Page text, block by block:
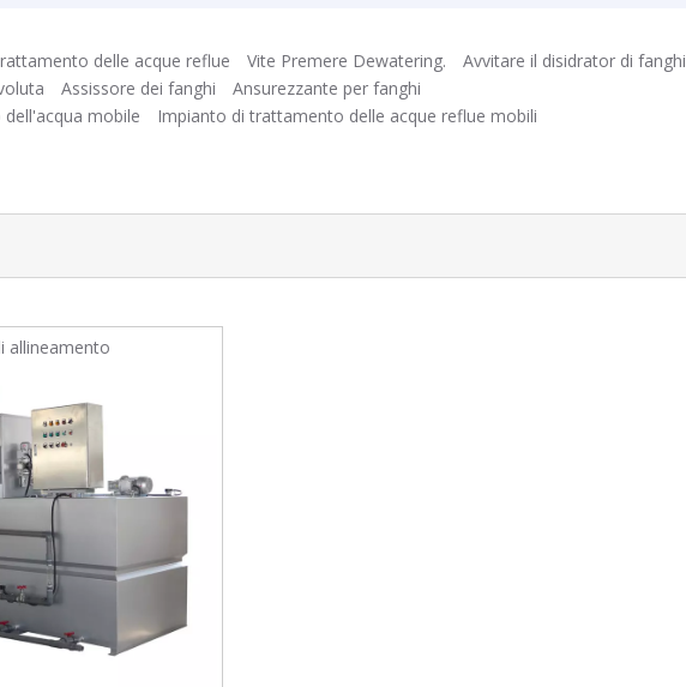
delle acque reflue Vite Premere Dewatering. Avvitare il disidrator di fanghi
Assissore dei fanghi
Ansurezzante per fanghi
mobile Impianto di trattamento delle acque reflue mobili
allineamento